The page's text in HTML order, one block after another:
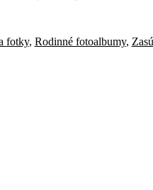
fotky, Rodinné fotoalbumy,